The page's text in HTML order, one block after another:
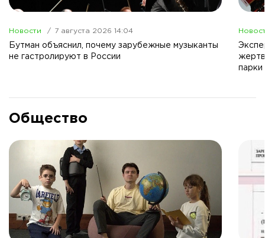
Новости 7 августа 2026 14:04
Бутман объяснил, почему зарубежные музыканты
не гастролируют в России
парки
Общество